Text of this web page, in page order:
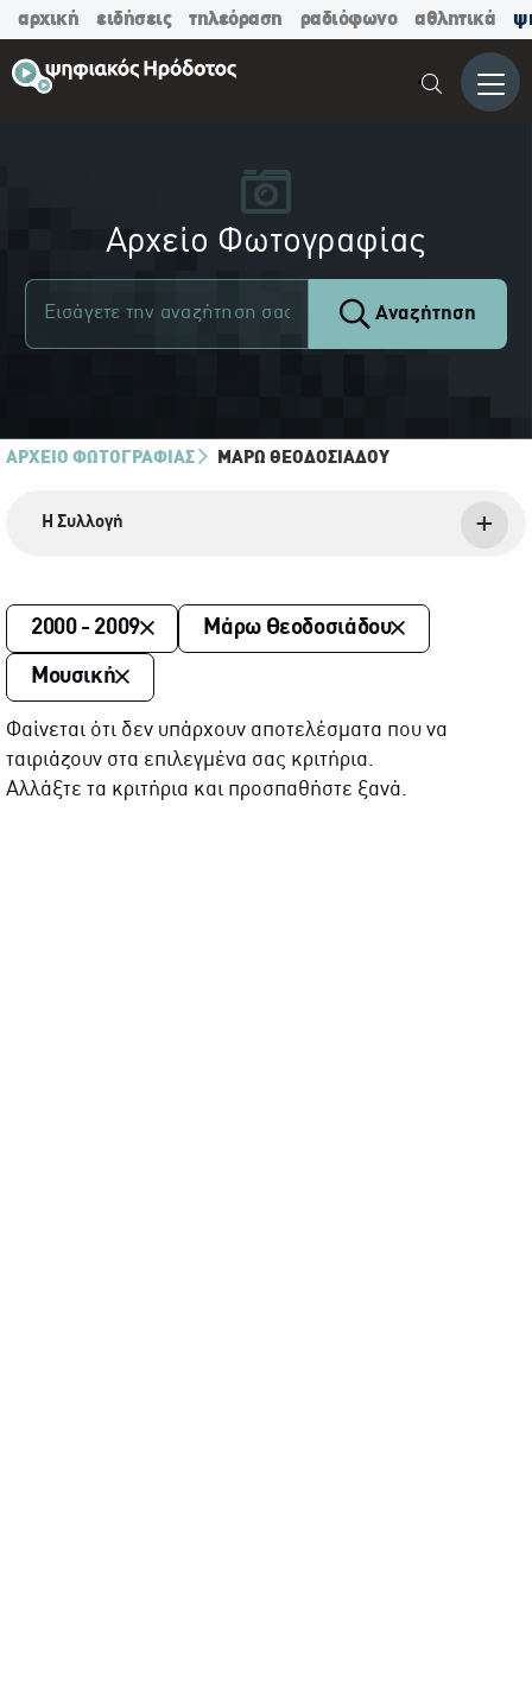
αρχική ειδήσεις τηλεόραση ραδιόφωνο αθλητικά
Μενού
Αρχείο Φωτογραφίας
Αναζήτηση
ΑΡΧΕΙΟ ΦΩΤΟΓΡΑΦΙΑΣ ΜΆΡΩ ΘΕΟΔΟΣΙΆΔΟΥ
Η Συλλογή
2000 - 2009 Μάρω Θεοδοσιάδου
Μουσική
Φαίνεται ότι δεν υπάρχουν αποτελέσματα που να
ταιριάζουν στα επιλεγμένα σας κριτήρια.
Αλλάξτε τα κριτήρια και προσπαθήστε ξανά.